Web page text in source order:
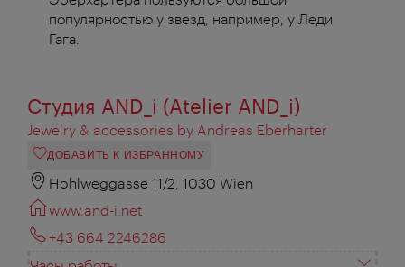
популярностью у звезд, например, у Леди
Гага.
Студия AND_i (Atelier AND_i)
Jewelry & accessories by Andreas Eberharter
ДОБАВИТЬ К ИЗБРАННОМУ
Hohlweggasse 11/2, 1030 Wien
www.and-i.net
+43 664 2246286